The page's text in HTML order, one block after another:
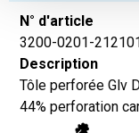
N° d'article
3200-0201-
Description
Tôle perforée Glv
44% perforation